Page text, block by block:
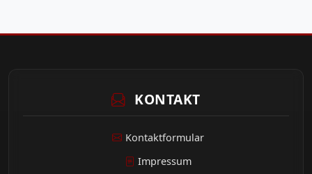
KONTAKT
Kontaktformular
Impressum